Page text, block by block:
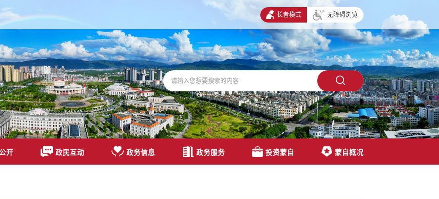
长者模式 无障碍浏览
开 政民互动 政务信息 政务服务 投资蒙自 蒙自概况